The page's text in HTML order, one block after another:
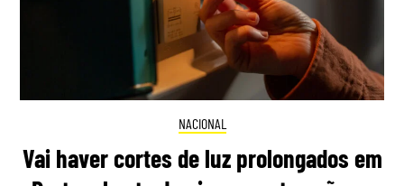
NACIONAL
Vai haver cortes de luz prolongados em